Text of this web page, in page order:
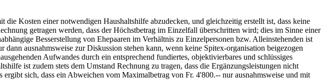
Kosten einer notwendigen Haushaltshilfe abzudecken, und gleichzeitig erstellt ist, dass keine
getragen werden, dass der Höchstbetrag im Einzelfall überschritten wird; dies im Sinne einer
Besserstellung von Ehepaaren im Verhältnis zu Einzelpersonen bzw. Alleinstehenden ist
ausnahmsweise zur Diskussion stehen kann, wenn keine Spitex-organisation beigezogen
Aufwandes durch ein entsprechend fundiertes, objektivierbares und schlüssiges
ist zudem stets dem Umstand Rechnung zu tragen, dass die Ergänzungsleistungen nicht
sich, dass ein Abweichen vom Maximalbetrag von Fr. 4'800.-- nur ausnahmsweise und mit